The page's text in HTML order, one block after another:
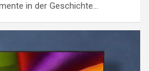
in der Geschichte…